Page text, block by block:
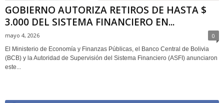
GOBIERNO AUTORIZA RETIROS DE HASTA $
3.000 DEL SISTEMA FINANCIERO EN...
mayo 4, 2026 0
El Ministerio de Economía y Finanzas Públicas, el Banco Central de Bolivia
(BCB) y la Autoridad de Supervisión del Sistema Financiero (ASFI) anunciaron
este...